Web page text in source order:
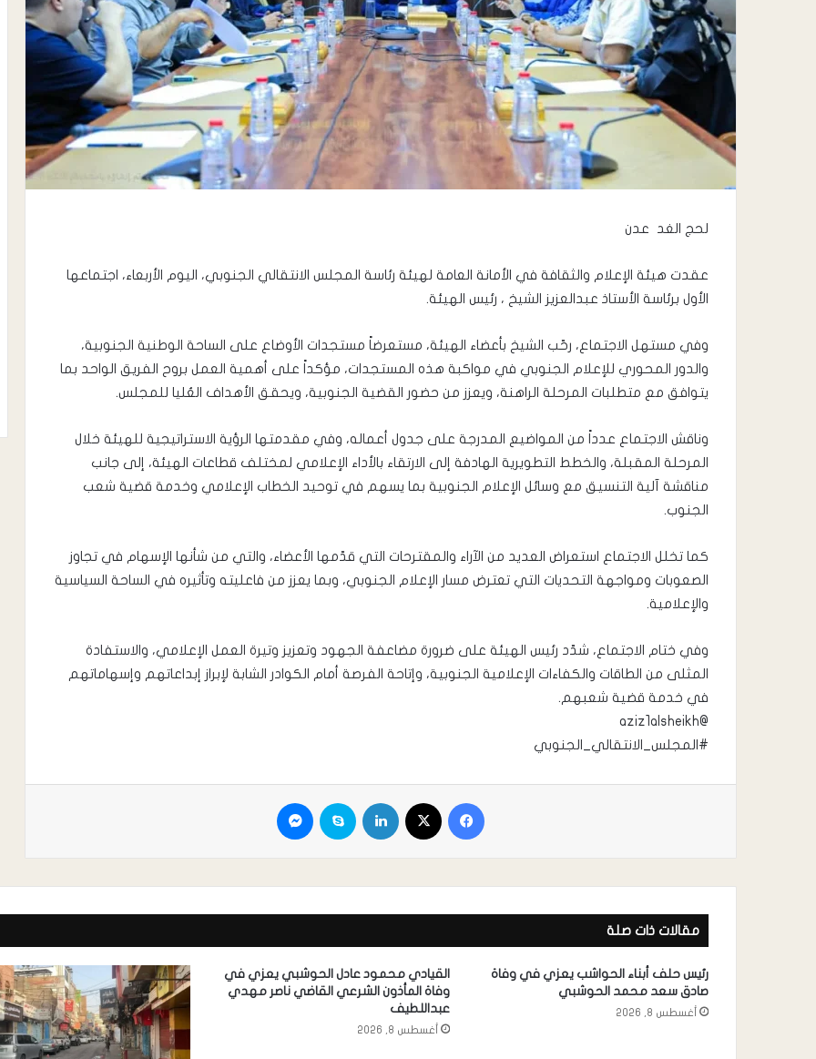
لحج الغد عدن
عقدت هيئة الإعلام والثقافة في الأمانة العامة لهيئة رئاسة المجلس الانتقالي الجنوبي، اليوم الأربعاء، اجتماعها
الأول برئاسة الأستاذ عبدالعزيز الشيخ ، رئيس الهيئة.
وفي مستهل الاجتماع، رحّب الشيخ بأعضاء الهيئة، مستعرضاً مستجدات الأوضاع على الساحة الوطنية الجنوبية،
والدور المحوري للإعلام الجنوبي في مواكبة هذه المستجدات، مؤكداً على أهمية العمل بروح الفريق الواحد بما
يتوافق مع متطلبات المرحلة الراهنة، ويعزز من حضور القضية الجنوبية، ويحقق الأهداف العُليا للمجلس.
وناقش الاجتماع عدداً من المواضيع المدرجة على جدول أعماله، وفي مقدمتها الرؤية الاستراتيجية للهيئة خلال
المرحلة المقبلة، والخطط التطويرية الهادفة إلى الارتقاء بالأداء الإعلامي لمختلف قطاعات الهيئة، إلى جانب
مناقشة آلية التنسيق مع وسائل الإعلام الجنوبية بما يسهم في توحيد الخطاب الإعلامي وخدمة قضية شعب
الجنوب.
كما تخلل الاجتماع استعراض العديد من الآراء والمقترحات التي قدّمها الأعضاء، والتي من شأنها الإسهام في تجاوز
الصعوبات ومواجهة التحديات التي تعترض مسار الإعلام الجنوبي، وبما يعزز من فاعليته وتأثيره في الساحة السياسية
والإعلامية.
وفي ختام الاجتماع، شدّد رئيس الهيئة على ضرورة مضاعفة الجهود وتعزيز وتيرة العمل الإعلامي، والاستفادة
المثلى من الطاقات والكفاءات الإعلامية الجنوبية، وإتاحة الفرصة أمام الكوادر الشابة لإبراز إبداعاتهم وإسهاماتهم
في خدمة قضية شعبهم.
@aziz1alsheikh
#المجلس_الانتقالي_الجنوبي
مقالات ذات صلة
رئيس حلف أبناء الحواشب يعزي في وفاة
صادق سعد محمد الحوشبي
أغسطس 8, 2026
القيادي محمود عادل الحوشبي يعزي في
وفاة المأذون الشرعي القاضي ناصر مهدي
عبداللطيف
أغسطس 8, 2026